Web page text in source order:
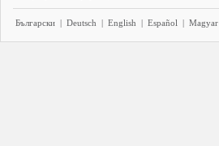
Български | Deutsch | English | Español | Magyar